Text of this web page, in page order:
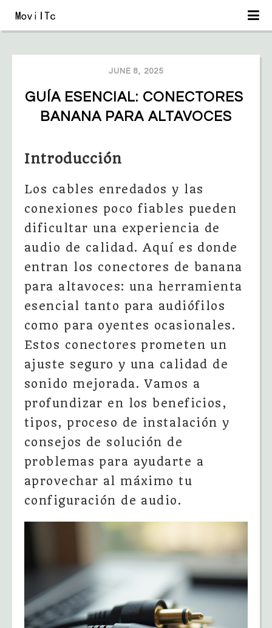
JUNE 8, 2025
GUÍA ESENCIAL: CONECTORES
BANANA PARA ALTAVOCES
Introducción
Los cables enredados y las
conexiones poco fiables pueden
dificultar una experiencia de
audio de calidad. Aquí es donde
entran los conectores de banana
para altavoces: una herramienta
esencial tanto para audiófilos
como para oyentes ocasionales.
Estos conectores prometen un
ajuste seguro y una calidad de
sonido mejorada. Vamos a
profundizar en los beneficios,
tipos, proceso de instalación y
consejos de solución de
problemas para ayudarte a
aprovechar al máximo tu
configuración de audio.